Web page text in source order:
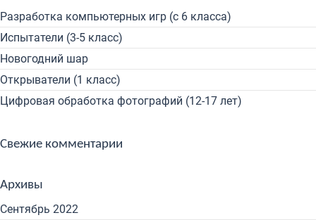
Разработка компьютерных игр (с 6 класса)
Испытатели (3-5 класс)
Новогодний шар
Открыватели (1 класс)
Цифровая обработка фотографий (12-17 лет)
Свежие комментарии
Архивы
Сентябрь 2022